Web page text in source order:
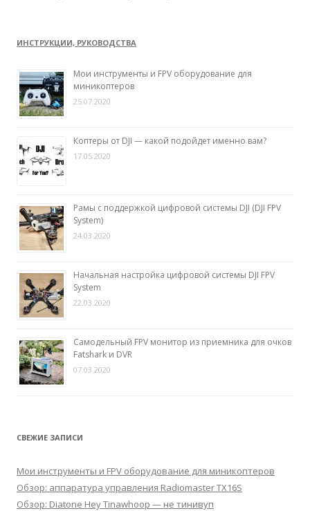
ИНСТРУКЦИИ, РУКОВОДСТВА
Мои инструменты и FPV оборудование для
миникоптеров
25.07.2020
Коптеры от DJI — какой подойдет именно вам?
17.05.2020
Рамы с поддержкой цифровой системы DJI (DJI FPV
System)
24.03.2020
Начальная настройка цифровой системы DJI FPV
System
22.03.2020
Самодельный FPV монитор из приемника для очков
Fatshark и DVR
07.03.2020
СВЕЖИЕ ЗАПИСИ
Мои инструменты и FPV оборудование для миникоптеров
Обзор: аппаратура управления Radiomaster TX16S
Обзор: Diatone Hey Tinawhoop — не тинивуп